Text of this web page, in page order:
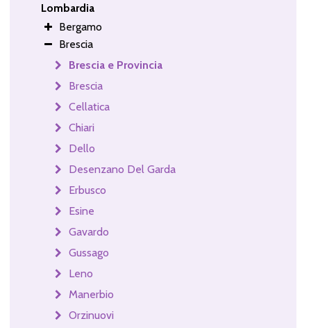
Lombardia
Bergamo
Brescia
Brescia e Provincia
Brescia
Cellatica
Chiari
Dello
Desenzano Del Garda
Erbusco
Esine
Gavardo
Gussago
Leno
Manerbio
Orzinuovi